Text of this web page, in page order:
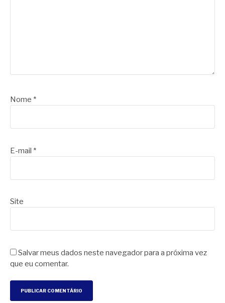
Nome *
E-mail *
Site
Salvar meus dados neste navegador para a próxima vez
que eu comentar.